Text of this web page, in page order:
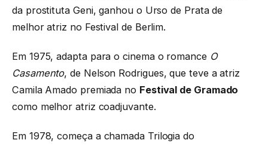
da prostituta Geni, ganhou o Urso de Prata de
melhor atriz no Festival de Berlim.
Em 1975, adapta para o cinema o romance O
Casamento, de Nelson Rodrigues, que teve a atriz
Camila Amado premiada no Festival de Gramado
como melhor atriz coadjuvante.
Em 1978, começa a chamada Trilogia do